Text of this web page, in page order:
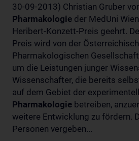
30-09-2013) Christian Gruber
Pharmakologie der MedUni
Heribert-Konzett-Preis geehrt.
Preis wird von der
Pharmakologischen
um die Leistungen junger
Wissenschafter, die bereits
auf dem Gebiet der
Pharmakologie betreiben,
weitere Entwicklung zu fördern.
Personen vergeben...